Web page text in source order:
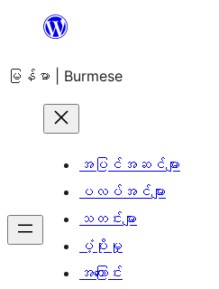
အကြောင်းအရာ
ကျော်သွား
မြန်မာ | Burmese
အပြင်အဆင်များ
ပလပ်အင်များ
သတင်းများ
ပံ့ပိုးမှု
အကြောင်း